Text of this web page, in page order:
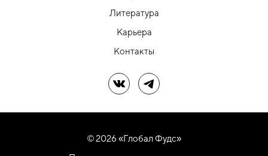
Литература
Карьера
Контакты
Мы в ВКМы в Telegram
© 2026 «Глобал Фудс»